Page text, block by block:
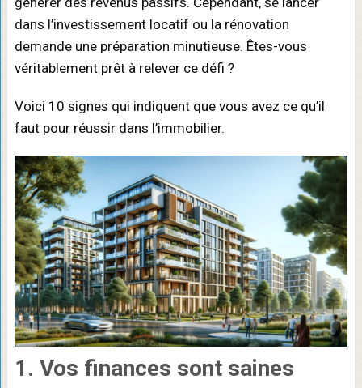
dans l’investissement locatif ou la rénovation
demande une préparation minutieuse. Êtes-vous
véritablement prêt à relever ce défi ?
Voici 10 signes qui indiquent que vous avez ce qu’il
faut pour réussir dans l’immobilier.
1. Vos finances sont saines